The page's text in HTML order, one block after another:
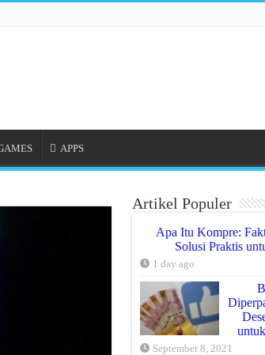
APPS
Artikel Populer
Apa Itu Kompre:
Solusi Praktis
1 day ago
September 8, 2021